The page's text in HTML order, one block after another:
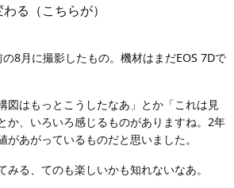
る（こちらが）
の8月に撮影したもの。機材はまだEOS 7Dで
図はもっとこうしたなあ」とか「これは見
か、いろいろ感じるものがありますね。2年
があがっているものだと思いました。
みる、てのも楽しいかも知れないなあ。